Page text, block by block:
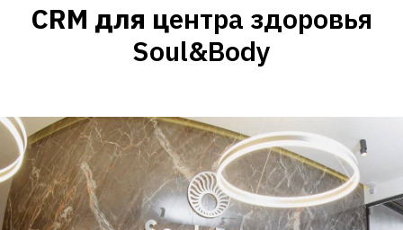
CRM для центра здоровья
Soul&Body